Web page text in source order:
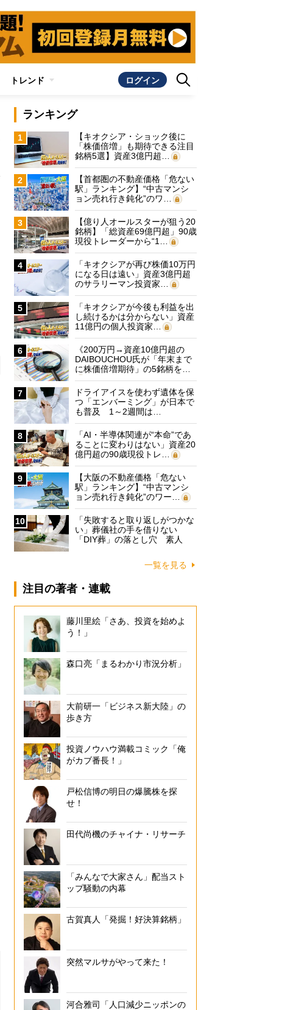
トレンド ログイン
ランキング
1
【キオクシア・ショック後に
「株価倍増」も期待できる注目
銘柄5選】資産3億円超…
2
【首都圏の不動産価格「危ない
駅」ランキング】“中古マンシ
ョン売れ行き鈍化”のワ…
3
【億り人オールスターが狙う20
銘柄】「総資産69億円超」90歳
現役トレーダーから“1…
4
「キオクシアが再び株価10万円
になる日は遠い」資産3億円超
のサラリーマン投資家…
5
「キオクシアが今後も利益を出
し続けるかは分からない」資産
11億円の個人投資家…
6
《200万円→資産10億円超の
DAIBOUCHOU氏が「年末まで
に株価倍増期待」の5銘柄を…
7
ドライアイスを使わず遺体を保
つ「エンバーミング」が日本で
も普及 1～2週間は…
8
「AI・半導体関連が“本命”であ
ることに変わりはない」資産20
億円超の90歳現役トレ…
9
【大阪の不動産価格「危ない
駅」ランキング】“中古マンシ
ョン売れ行き鈍化”のワー…
10
「失敗すると取り返しがつかな
い」葬儀社の手を借りない
「DIY葬」の落とし穴 素人
一覧を見る
注目の著者・連載
藤川里絵「さあ、投資を始めよ
う！」
森口亮「まるわかり市況分析」
大前研一「ビジネス新大陸」の
歩き方
投資ノウハウ満載コミック「俺
がカブ番長！」
戸松信博の明日の爆騰株を探
せ！
田代尚機のチャイナ・リサーチ
「みんなで大家さん」配当スト
ップ騒動の内幕
古賀真人「発掘！好決算銘柄」
突然マルサがやって来た！
河合雅司「人口減少ニッポンの